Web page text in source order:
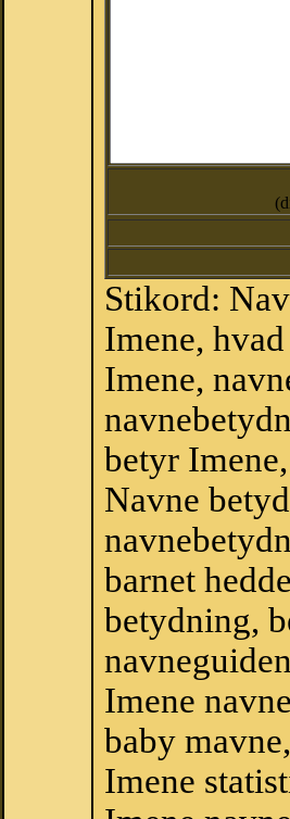
Stikord:
Imene,
Imene,
betyr
Navne
barnet
betydning,
Imene
baby
Imene